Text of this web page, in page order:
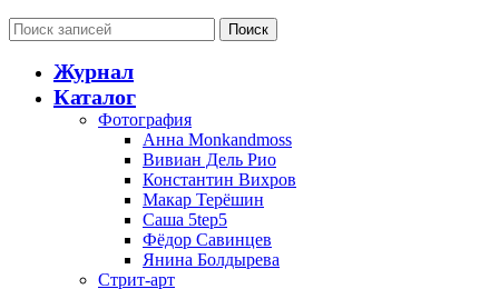
Поиск
Журнал
Каталог
Фотография
Анна Monkandmoss
Вивиан Дель Рио
Константин Вихров
Макар Терёшин
Саша 5tep5
Фёдор Савинцев
Янина Болдырева
Стрит-арт